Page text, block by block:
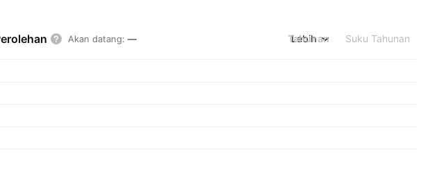
Akan datang: — Tahunan Suku Tahunan
Lebih